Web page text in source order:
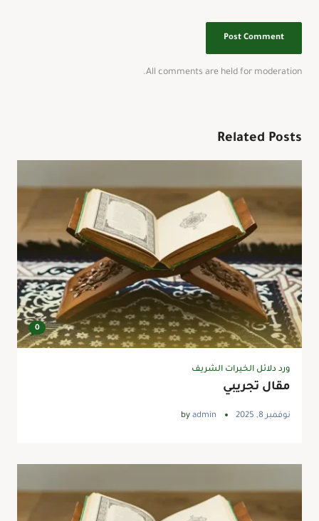
All comments are held for moderation.
Related Posts
0
ورد دلائل الخيرات الشريف
مقال تجريبي
نوفمبر 8, 2025 by admin